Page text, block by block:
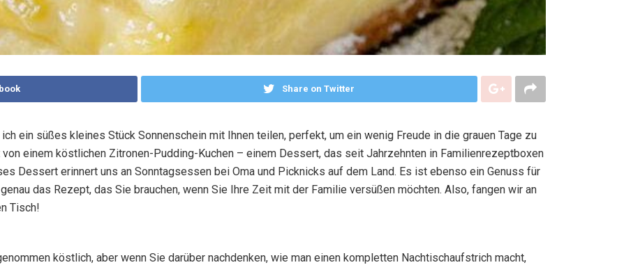
Share on Twitter
ein süßes kleines Stück Sonnenschein mit Ihnen teilen, perfekt, um ein wenig Freude in die grauen Tage zu
einem köstlichen Zitronen-Pudding-Kuchen – einem Dessert, das seit Jahrzehnten in Familienrezeptboxen
Dessert erinnert uns an Sonntagsessen bei Oma und Picknicks auf dem Land. Es ist ebenso ein Genuss für
das Rezept, das Sie brauchen, wenn Sie Ihre Zeit mit der Familie versüßen möchten. Also, fangen wir an
Tisch!
köstlich, aber wenn Sie darüber nachdenken, wie man einen kompletten Nachtischaufstrich macht,